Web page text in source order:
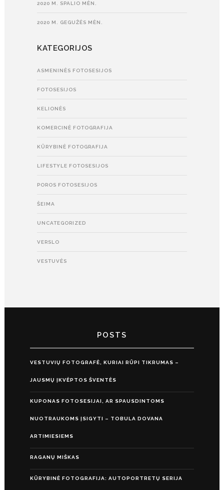
2020 M. SPALIO MĖN.
2020 M. GEGUŽĖS MĖN.
KATEGORIJOS
ASMENINĖS FOTOSESIJOS
FOTOSESIJOS
KELIONĖS
KOMERCINĖ FOTOGRAFIJA
KŪRYBINĖ FOTOGRAFIJA
LIFESTYLE FOTOSESIJOS
POROS FOTOSESIJOS
ŠEIMA
UNCATEGORIZED
VERSLO
VESTUVĖS
POSTS
VESTUVIŲ FOTOGRAFĖ, KURIAI RŪPI TIKRUMAS –
JAUSMŲ ĮKVĖPTOS ŠVENTĖS
KUPONAS FOTOSESIJAI, AR SPAUSDINTOMS
NUOTRAUKOMS ĮSIGYTI – TOBULA DOVANA
ARTIMIESIEMS
RAGANŲ MIŠKAS
KŪRYBINĖ FOTOGRAFIJA: AUTOPORTRETŲ SERIJA